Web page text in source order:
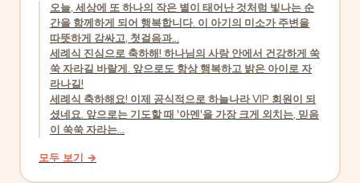
오늘, 세상에 또 하나의 작은 별이 태어난 것처럼 빛나는 순
간을 함께하게 되어 행복합니다. 이 아기의 미소가 주변을
따뜻하게 감싸고, 첫걸음과...
세례식 진심으로 축하해! 하나님의 사랑 안에서 건강하게 쑥
쑥 자라길 바랄게. 앞으로도 항상 행복하고 밝은 아이로 자
라나길!
세례식 축하해요! 이제 공식적으로 하늘나라 VIP 회원이 되
셨네요. 앞으로는 기도할 때 '아멘'을 가장 크게 외치는, 믿음
이 쑥쑥 자라는...
모두 보기 →